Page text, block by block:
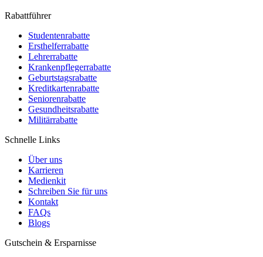
Rabattführer
Studentenrabatte
Ersthelferrabatte
Lehrerrabatte
Krankenpflegerrabatte
Geburtstagsrabatte
Kreditkartenrabatte
Seniorenrabatte
Gesundheitsrabatte
Militärrabatte
Schnelle Links
Über uns
Karrieren
Medienkit
Schreiben Sie für uns
Kontakt
FAQs
Blogs
Gutschein & Ersparnisse